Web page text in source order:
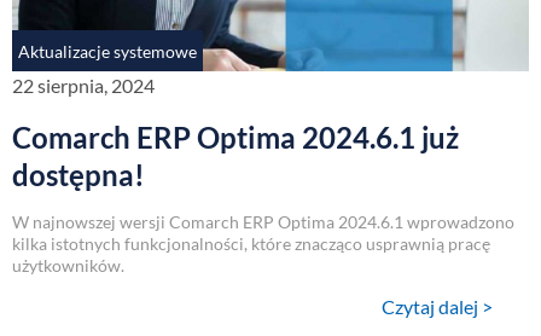
Aktualizacje systemowe
22 sierpnia, 2024
Comarch ERP Optima 2024.6.1 już
dostępna!
W najnowszej wersji Comarch ERP Optima 2024.6.1 wprowadzono
kilka istotnych funkcjonalności, które znacząco usprawnią pracę
użytkowników.
Czytaj dalej >